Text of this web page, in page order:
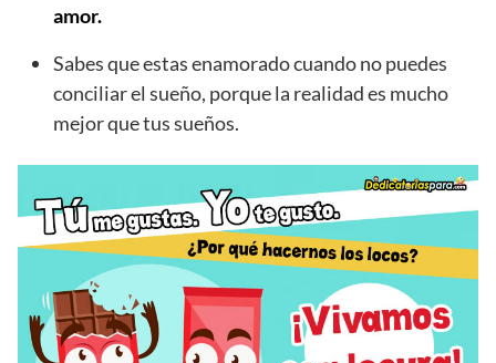
amor.
Sabes que estas enamorado cuando no puedes
conciliar el sueño, porque la realidad es mucho
mejor que tus sueños.